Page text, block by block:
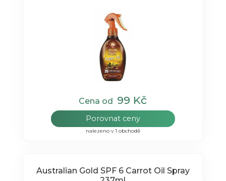
Cena od 99 Kč
Porovnat ceny
nalezeno v 1 obchodě
Australian Gold SPF 6 Carrot Oil Spray